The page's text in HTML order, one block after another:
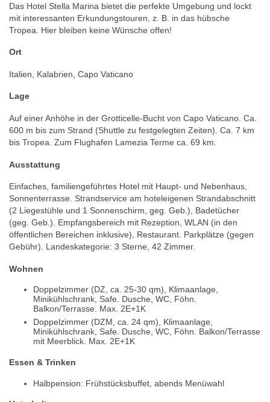
Das Hotel Stella Marina bietet die perfekte Umgebung und lockt
mit interessanten Erkundungstouren, z. B. in das hübsche
Tropea. Hier bleiben keine Wünsche offen!
Ort
Italien, Kalabrien, Capo Vaticano
Lage
Auf einer Anhöhe in der Grotticelle-Bucht von Capo Vaticano. Ca.
600 m bis zum Strand (Shuttle zu festgelegten Zeiten). Ca. 7 km
bis Tropea. Zum Flughafen Lamezia Terme ca. 69 km.
Ausstattung
Einfaches, familiengeführtes Hotel mit Haupt- und Nebenhaus,
Sonnenterrasse. Strandservice am hoteleigenen Strandabschnitt
(2 Liegestühle und 1 Sonnenschirm, geg. Geb.), Badetücher
(geg. Geb.). Empfangsbereich mit Rezeption, WLAN (in den
öffentlichen Bereichen inklusive), Restaurant. Parkplätze (gegen
Gebühr). Landeskategorie: 3 Sterne, 42 Zimmer.
Wohnen
Doppelzimmer (DZ, ca. 25-30 qm), Klimaanlage,
Minikühlschrank, Safe. Dusche, WC, Föhn.
Balkon/Terrasse. Max. 2E+1K
Doppelzimmer (DZM, ca. 24 qm), Klimaanlage,
Minikühlschrank, Safe. Dusche, WC, Föhn. Balkon/Terrasse
mit Meerblick. Max. 2E+1K
Essen & Trinken
Halbpension: Frühstücksbuffet, abends Menüwahl